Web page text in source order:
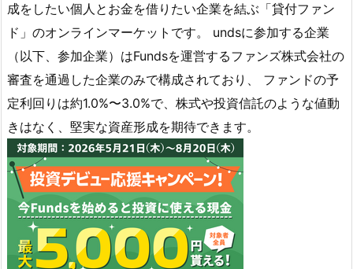
成をしたい個人とお金を借りたい企業を結ぶ「貸付ファン
ド」のオンラインマーケットです。 undsに参加する企業
（以下、参加企業）はFundsを運営するファンズ株式会社の
審査を通過した企業のみで構成されており、 ファンドの予
定利回りは約1.0%〜3.0%で、株式や投資信託のような値動
きはなく、堅実な資産形成を期待できます。